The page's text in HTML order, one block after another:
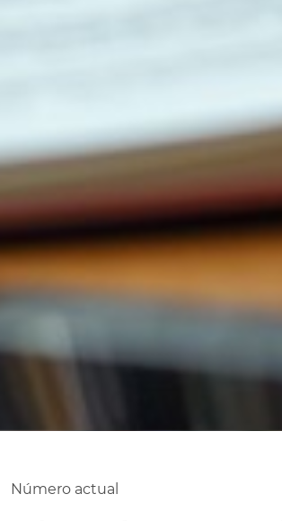
Número actual